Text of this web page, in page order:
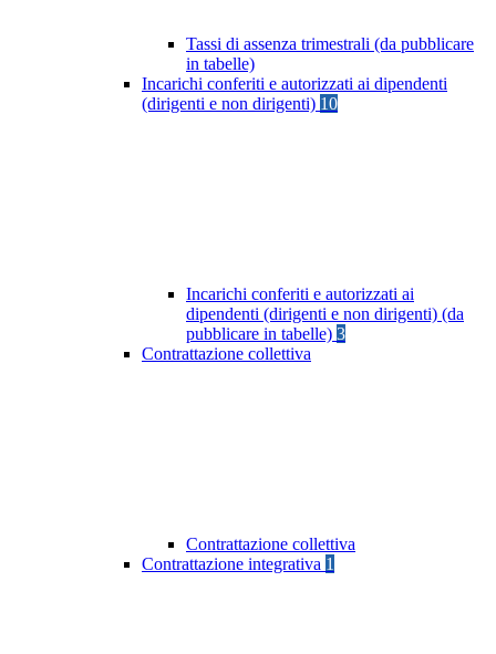
Tassi di assenza trimestrali (da pubblicare
in tabelle)
Incarichi conferiti e autorizzati ai dipendenti
(dirigenti e non dirigenti) 10
Incarichi conferiti e autorizzati ai
dipendenti (dirigenti e non dirigenti) (da
pubblicare in tabelle) 3
Contrattazione collettiva
Contrattazione collettiva
Contrattazione integrativa 1